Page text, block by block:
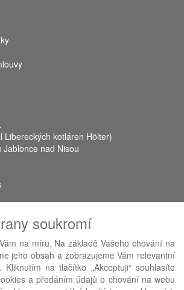
Libereckých kotláren Hölter)
nad Nisou
590
soukromí
na míru. Na základě Vašeho chování na
jeho obsah a zobrazujeme Vám relevantní
na tlačítko „Akceptuji“ souhlasíte
a předáním údajů o chování na webu